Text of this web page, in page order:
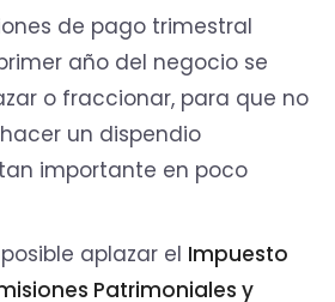
de pago trimestral
año del negocio se
o fraccionar, para que no
un dispendio
importante en poco
aplazar el Impuesto
Patrimoniales y